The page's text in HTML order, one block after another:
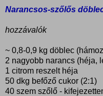
Narancsos-szőlős
hozzávalók
~ 0,8-0,9 kg döblec
2 nagyobb narancs (héja,
1 citrom reszelt héja
50 dkg befőző cukor (2:1)
40 szem szőlő -